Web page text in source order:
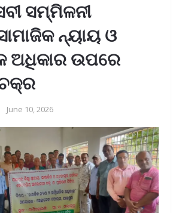
ସମ୍ମିଳନୀ
ନ୍ୟାୟ ଓ
ଅଧିକାର ଉପରେ
June 10, 2026